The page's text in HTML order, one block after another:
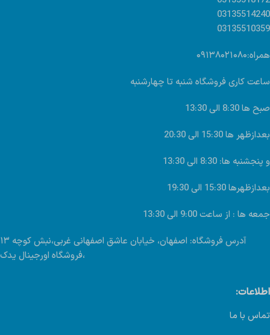
03135514240
03135510359
همراه:۰۹۱۳۸۰۲۱۰۸۰
ساعت کاری فروشگاه شنبه تا چهارشنبه
صبح ها 8:30 الی 13:30
بعدازظهر ها 15:30 الی 20:30
و پنجشنبه ها: 8:30 الی 13:30
بعدازظهرها 15:30 الی 19:30
جمعه ها : از ساعت 9:00 الی 13:30
آدرس فروشگاه: اصفهان، خیابان عاشق اصفهانی غربی،نبش کوچه ۱۳
،فروشگاه اورجینال یدک
اطلاعات:
تماس با ما